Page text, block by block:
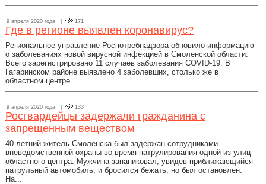
9 апреля 2020 года | 171
Где в регионе выявлен коронавирус?
Региональное управление Роспотребнадзора обновило информацию
о заболеваниях новой вирусной инфекцией в Смоленской области.
Всего зарегистрировано 11 случаев заболевания COVID-19. В
Гагаринском районе выявлено 4 заболевших, столько же в
областном центре....
9 апреля 2020 года | 133
Росгвардейцы задержали гражданина с
запрещенным веществом
40-летний житель Смоленска был задержан сотрудниками
вневедомственной охраны во время патрулирования одной из улиц
областного центра. Мужчина запаниковал, увидев приближающийся
патрульный автомобиль, и бросился бежать, но был остановлен.
На...